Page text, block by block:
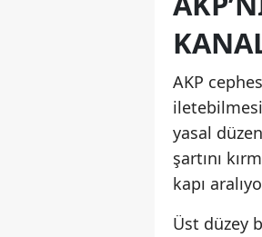
AKP
yasal
şartını
kapı
Üst düzey